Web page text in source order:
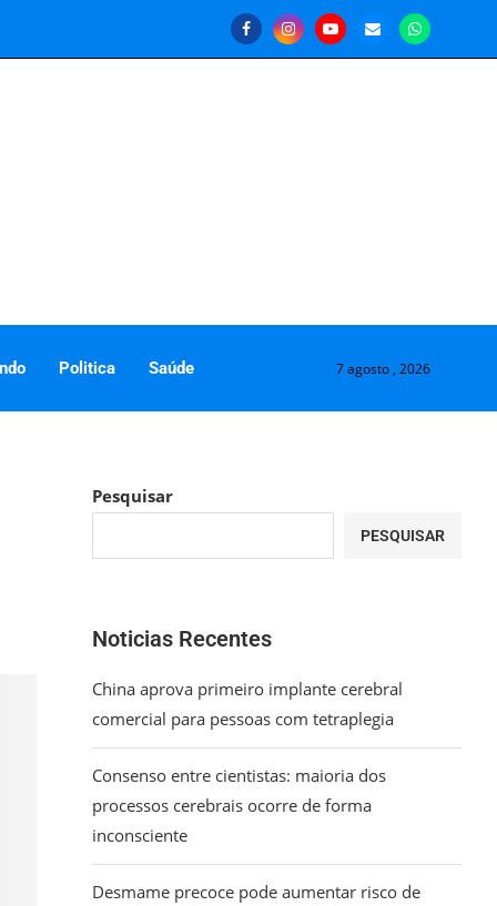
Politica Saúde 7 agosto , 2026
Pesquisar
PESQUISAR
Noticias Recentes
China aprova primeiro implante cerebral
comercial para pessoas com tetraplegia
Consenso entre cientistas: maioria dos
processos cerebrais ocorre de forma
inconsciente
Desmame precoce pode aumentar risco de